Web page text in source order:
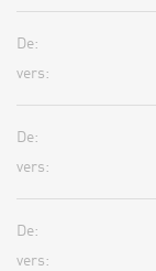
De:
vers:
De:
vers:
De:
vers: